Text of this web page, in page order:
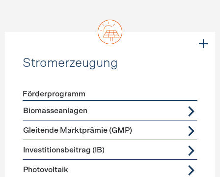
Stromerzeugung
Förderprogramme
Förderprogramm
Biomasseanlagen
Gleitende Marktprämie (GMP)
Investitionsbeitrag (IB)
Photovoltaik